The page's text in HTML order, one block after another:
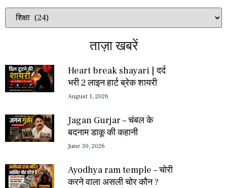
ताज़ा खबरें
Heart break shayari | दर्द
भरी 2 लाइन हार्ट ब्रेक शायरी
August 1, 2026
Jagan Gurjar – चंबल के
बदनाम डाकू की कहानी
June 30, 2026
Ayodhya ram temple – चोरी
करने वाला असली चोर कौन ?